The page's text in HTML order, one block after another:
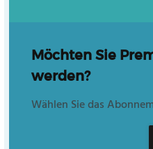
Möchten Sie
werden?
Wählen Sie das